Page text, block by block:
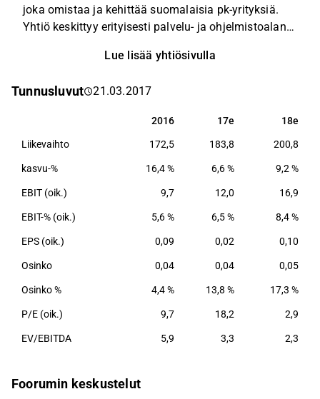
joka omistaa ja kehittää suomalaisia pk-yrityksiä.
Yhtiö keskittyy erityisesti palvelu- ja ohjelmistoalan
kasvukykyisiä sijoituskohteita ja kehittämään niitä
seuraavissa yhtiössä Oscar Software, Grano,
Lue lisää yhtiösivulla
Tunnusluvut 21.03.2017
2016 17e 18e
2016 17e 18e
Liikevaihto 172,5 183,8 200,8
kasvu-% 16,4 % 6,6 % 9,2 %
EBIT (oik.) 9,7 12,0 16,9
EBIT-% (oik.) 5,6 % 6,5 % 8,4 %
EPS (oik.) 0,09 0,02 0,10
Osinko 0,04 0,04 0,05
Osinko % 4,4 % 13,8 % 17,3 %
P/E (oik.) 9,7 18,2 2,9
EV/EBITDA 5,9 3,3 2,3
Foorumin keskustelut